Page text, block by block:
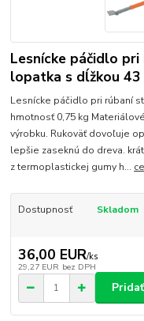
Lesnícke páčidlo
lopatka s dĺžkou
Lesnícke páčidlo pri rúbaní
hmotnosť 0,75 kg
výrobku. Rukoväť dovoľuje
lepšie zaseknú do dreva.
z termoplastickej gumy h...
Dostupnosť Skladom
36,00 EUR/ks
29,27 EUR bez DPH